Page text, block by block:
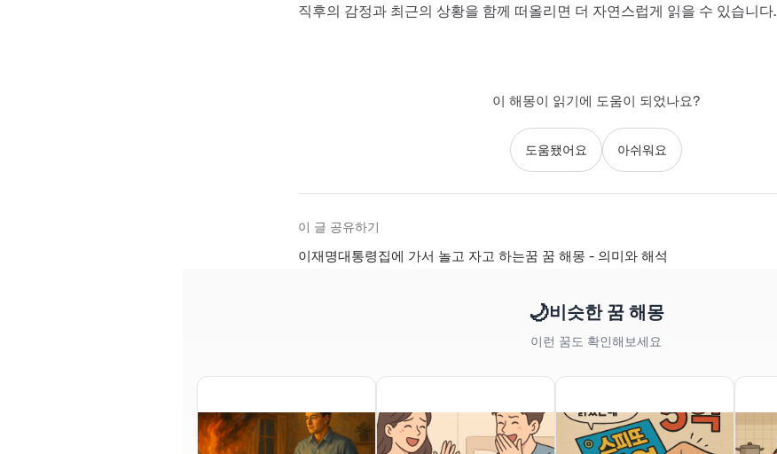
직후의 감정과 최근의 상황을 함께 떠올리면 더 자연스럽게 읽을 수 있습니다.
이 해몽이 읽기에 도움이 되었나요?
도움됐어요 아쉬워요
이 글 공유하기
이재명대통령집에 가서 놀고 자고 하는꿈 꿈 해몽 - 의미와 해석
🌙비슷한 꿈 해몽
이런 꿈도 확인해보세요